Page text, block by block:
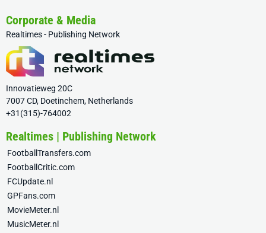
Corporate & Media
Realtimes - Publishing Network
Innovatieweg 20C
7007 CD, Doetinchem, Netherlands
+31(315)-764002
Realtimes | Publishing Network
FootballTransfers.com
FootballCritic.com
FCUpdate.nl
GPFans.com
MovieMeter.nl
MusicMeter.nl